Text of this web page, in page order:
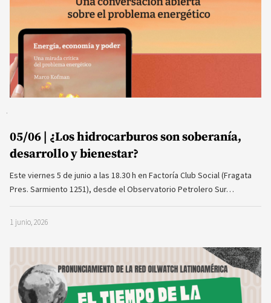
05/06 | ¿Los hidrocarburos son soberanía,
desarrollo y bienestar?
Este viernes 5 de junio a las 18.30 h en Factoría Club Social (Fragata
Pres. Sarmiento 1251), desde el Observatorio Petrolero Sur…
1 junio, 2026